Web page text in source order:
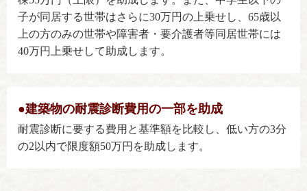
子が同居する世帯はさらに30万円の上乗せし、65歳以
上の方のみの世帯や障害者・要介護者等同居世帯には
40万円上乗せして助成します。
●建築物の耐震診断費用の一部を助成
耐震診断に要する費用と基準額を比較し、低い方の3分
の2以内で限度額50万円を助成します。